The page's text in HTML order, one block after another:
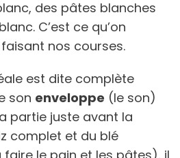
des pâtes blanches
C’est ce qu’on
nos courses.
est dite complète
son enveloppe (le son)
partie juste avant la
complet et du blé